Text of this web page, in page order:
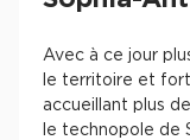
Avec à ce jour
le territoire et
accueillant plus
le technopole de